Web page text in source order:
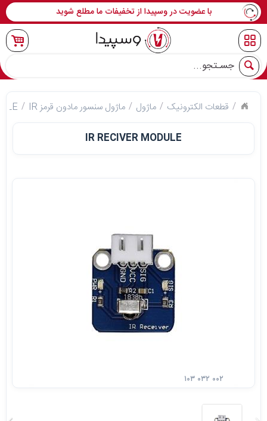
با عضویت در وسپیدا از تخفیفات ما مطلع شوید
قطعات الکترونیک ماژول ماژول سنسور مادون قرمز IR
IR RECIVER MODULE
۱۰۳ ۰۳۲ ۰۰۲